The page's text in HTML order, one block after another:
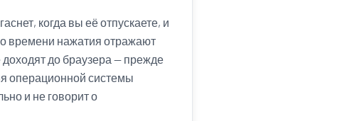
когда вы её отпускаете, и
времени нажатия отражают
до браузера — прежде
операционной системы
и не говорит о